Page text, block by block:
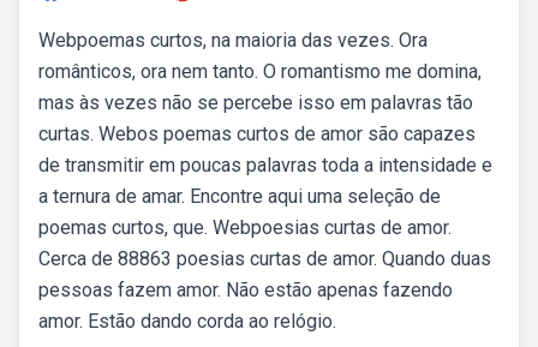
Webpoemas curtos, na maioria das vezes. Ora
românticos, ora nem tanto. O romantismo me domina,
mas às vezes não se percebe isso em palavras tão
curtas. Webos poemas curtos de amor são capazes
de transmitir em poucas palavras toda a intensidade e
a ternura de amar. Encontre aqui uma seleção de
poemas curtos, que. Webpoesias curtas de amor.
Cerca de 88863 poesias curtas de amor. Quando duas
pessoas fazem amor. Não estão apenas fazendo
amor. Estão dando corda ao relógio.